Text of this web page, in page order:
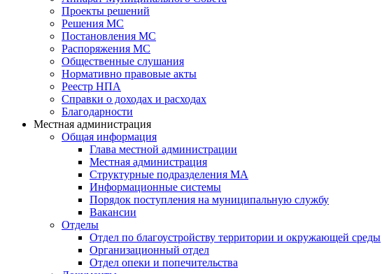
Проекты решений
Решения МС
Постановления МС
Распоряжения МС
Общественные слушания
Нормативно правовые акты
Реестр НПА
Справки о доходах и расходах
Благодарности
Местная администрация
Общая информация
Глава местной администрации
Местная администрация
Структурные подразделения МА
Информационные системы
Порядок поступления на муниципальную службу
Вакансии
Отделы
Отдел по благоустройству территории и окружающей среды
Организационный отдел
Отдел опеки и попечительства